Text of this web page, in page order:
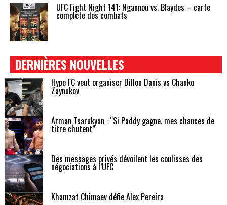
UFC Fight Night 141: Ngannou vs. Blaydes – carte
complète des combats
DERNIÈRES NOUVELLES
Hype FC veut organiser Dillon Danis vs Chanko
Zaynukov
Arman Tsarukyan : “Si Paddy gagne, mes chances de
titre chutent”
Des messages privés dévoilent les coulisses des
négociations à l’UFC
Khamzat Chimaev défie Alex Pereira